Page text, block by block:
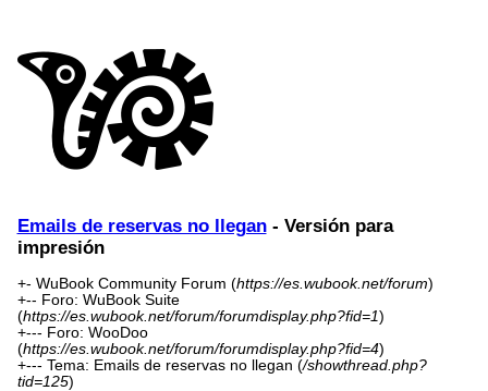
Emails de reservas no llegan- Versión para
impresión
+- WuBook Community Forum (https://es.wubook.net/forum)
+-- Foro: WuBook Suite
(https://es.wubook.net/forum/forumdisplay.php?fid=1)
+--- Foro: WooDoo
(https://es.wubook.net/forum/forumdisplay.php?fid=4)
+--- Tema: Emails de reservas no llegan (/showthread.php?
tid=125)